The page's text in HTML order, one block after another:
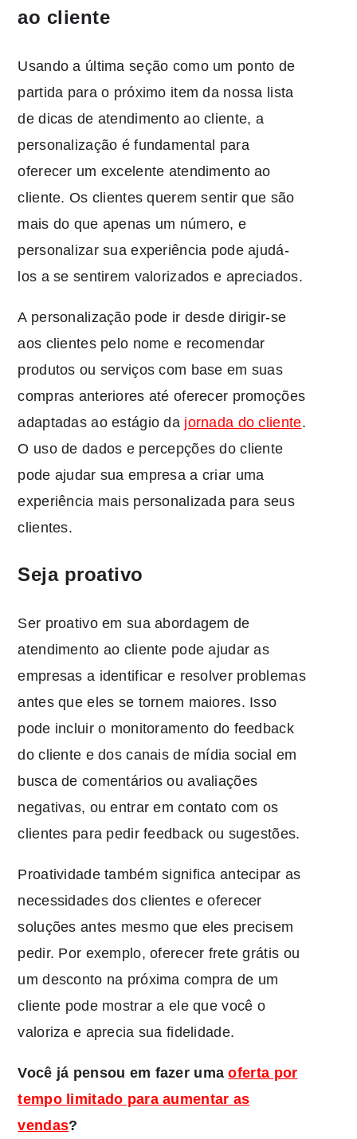
ao cliente
Usando a última seção como um ponto de
partida para o próximo item da nossa lista
de dicas de atendimento ao cliente, a
personalização é fundamental para
oferecer um excelente atendimento ao
cliente. Os clientes querem sentir que são
mais do que apenas um número, e
personalizar sua experiência pode ajudá-
los a se sentirem valorizados e apreciados.
A personalização pode ir desde dirigir-se
aos clientes pelo nome e recomendar
produtos ou serviços com base em suas
compras anteriores até oferecer promoções
adaptadas ao estágio da jornada do cliente.
O uso de dados e percepções do cliente
pode ajudar sua empresa a criar uma
experiência mais personalizada para seus
clientes.
Seja proativo
Ser proativo em sua abordagem de
atendimento ao cliente pode ajudar as
empresas a identificar e resolver problemas
antes que eles se tornem maiores. Isso
pode incluir o monitoramento do feedback
do cliente e dos canais de mídia social em
busca de comentários ou avaliações
negativas, ou entrar em contato com os
clientes para pedir feedback ou sugestões.
Proatividade também significa antecipar as
necessidades dos clientes e oferecer
soluções antes mesmo que eles precisem
pedir. Por exemplo, oferecer frete grátis ou
um desconto na próxima compra de um
cliente pode mostrar a ele que você o
valoriza e aprecia sua fidelidade.
Você já pensou em fazer umaoferta por
tempo limitado para aumentar as
vendas?